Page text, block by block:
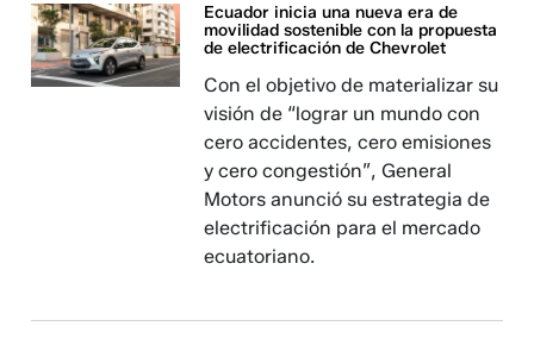
Ecuador inicia una nueva era de
movilidad sostenible con la propuesta
de electrificación de Chevrolet
Con el objetivo de materializar su
visión de “lograr un mundo con
cero accidentes, cero emisiones
y cero congestión”, General
Motors anunció su estrategia de
electrificación para el mercado
ecuatoriano.